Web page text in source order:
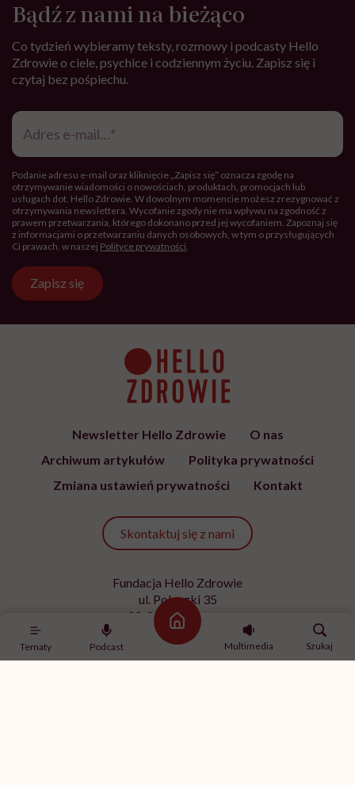
Tematy Podcast
Strona główna
Multimedia
Szukaj
Bądź z nami na bieżąco
Co tydzień wybieramy teksty, rozmowy i podcasty Hello
Zdrowie o ciele, psychice i codziennym życiu. Zapisz się i
czytaj bez pośpiechu.
Adres
mail*
Podanie adresu e-mail oraz kliknięcie „Zapisz się” oznacza zgodę na
otrzymywanie wiadomości o nowościach, produktach, promocjach lub
usługach dot. Hello Zdrowie. W dowolnym momencie możesz zrezygnować z
otrzymywania newslettera. Wycofanie zgody nie ma wpływu na zgodność z
prawem przetwarzania, którego dokonano przed jej wycofaniem. Zapoznaj się
z informacjami o przetwarzaniu danych osobowych, w tym o przysługujących
Ci prawach, w naszej Polityce prywatności
Zapisz się
Newsletter Hello Zdrowie
O nas
Archiwum artykułów
Polityka prywatności
Zmiana ustawień prywatności
Kontakt
Skontaktuj się z nami
Fundacja Hello Zdrowie
ul. Poleczki 35
02-822 Warszawa
NIP 9512613236
Kontakt z redakcją